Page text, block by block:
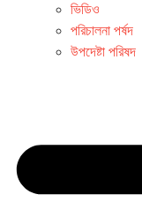
ভিডিও
পরিচালনা পর্ষদ
উপদেষ্টা পরিষদ